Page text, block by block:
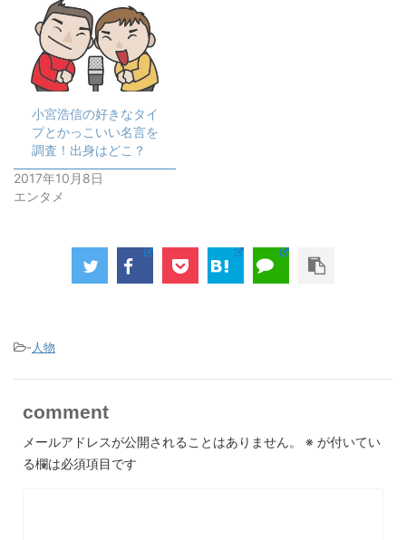
ウ
で
開
き
ま
す
)
小宮浩信の好きなタイ
プとかっこいい名言を
調査！出身はどこ？
2017年10月8日
エンタメ
- 人物
comment
メールアドレスが公開されることはありません。 ※ が付いてい
る欄は必須項目です